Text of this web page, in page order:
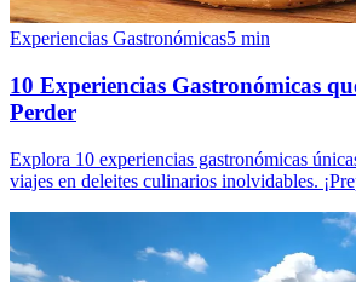
Experiencias Gastronómicas5 min
10 Experiencias Gastronómicas
Perder
Explora 10 experiencias gastronómicas
viajes en deleites culinarios inolvidables.